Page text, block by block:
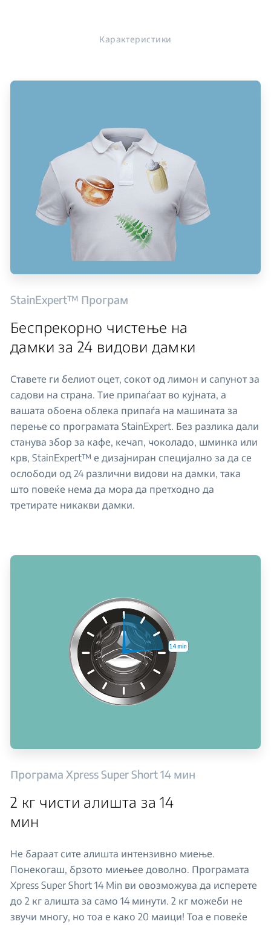
Карактеристики
StainExpert™ Програм
Беспрекорно чистење на
дамки за 24 видови дамки
Ставете ги белиот оцет, сокот од лимон и сапунот за
садови на страна. Тие припаѓаат во кујната, а
вашата обоена облека припаѓа на машината за
перење со програмата StainExpert. Без разлика дали
станува збор за кафе, кечап, чоколадо, шминка или
крв, StainExpert™ е дизајниран специјално за да се
ослободи од 24 различни видови на дамки, така
што повеќе нема да мора да претходно да
третирате никакви дамки.
Програма Xpress Super Short 14 мин
2 кг чисти алишта за 14
мин
Не бараат сите алишта интензивно миење.
Понекогаш, брзото миењее доволно. Програмата
Xpress Super Short 14 Min ви овозможува да исперете
до 2 кг алишта за само 14 минути. 2 кг можеби не
звучи многу, но тоа е како 20 маици! Тоа е повеќе